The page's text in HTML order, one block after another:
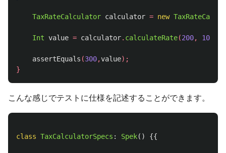
TaxRateCalculator calculator = new
Int value = calculator. calculateRate(200, 10
assertEquals (300,value);
}
こんな感じでテストに仕様を記述することができます。
class TaxCalculatorSpecs : Spek() {{